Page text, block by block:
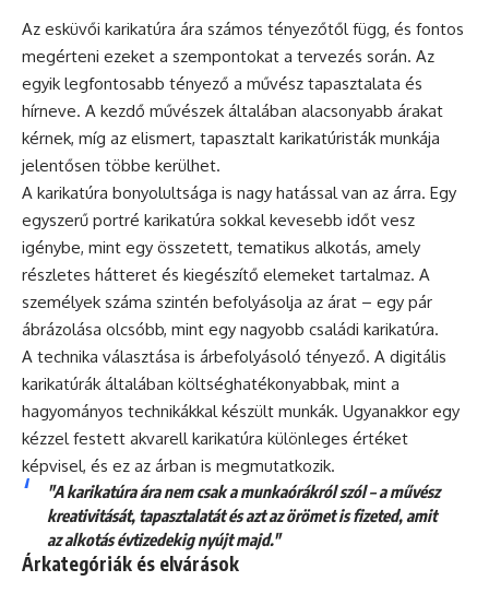
Az esküvői karikatúra ára számos tényezőtől függ, és fontos
megérteni ezeket a szempontokat a tervezés során. Az
egyik legfontosabb tényező a művész tapasztalata és
hírneve. A kezdő művészek általában alacsonyabb árakat
kérnek, míg az elismert, tapasztalt karikatúristák munkája
jelentősen többe kerülhet.
A karikatúra bonyolultsága is nagy hatással van az árra. Egy
egyszerű portré karikatúra sokkal kevesebb időt vesz
igénybe, mint egy összetett, tematikus alkotás, amely
részletes hátteret és kiegészítő elemeket tartalmaz. A
személyek száma szintén befolyásolja az árat – egy pár
ábrázolása olcsóbb, mint egy nagyobb családi karikatúra.
A technika választása is árbefolyásoló tényező. A digitális
karikatúrák általában költséghatékonyabbak, mint a
hagyományos technikákkal készült munkák. Ugyanakkor egy
kézzel festett akvarell karikatúra különleges értéket
képvisel, és ez az árban is megmutatkozik.
"A karikatúra ára nem csak a munkaórákról szól – a művész
kreativitását, tapasztalatát és azt az örömet is fizeted, amit
az alkotás évtizedekig nyújt majd."
Árkategóriák és elvárások